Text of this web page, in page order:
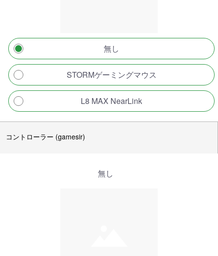
無し
STORMゲーミングマウス
L8 MAX NearLink
コントローラー (gamesir)
無し